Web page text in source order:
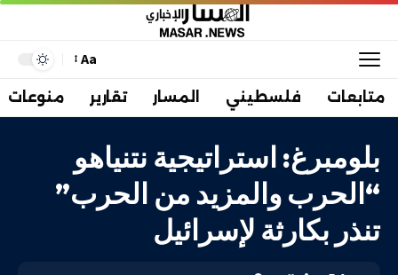
Aa
متابعات فلسطيني المسار تقارير منوعات
بلومبرغ: استراتيجية نتنياهو
“الحرب والمزيد من الحرب”
تنذر بكارثة لإسرائيل